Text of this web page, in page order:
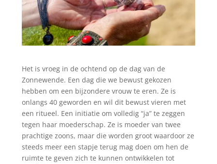
Het is vroeg in de ochtend op de dag van de
Zonnewende. Een dag die we bewust gekozen
hebben om een bijzondere vrouw te eren. Ze is
onlangs 40 geworden en wil dit bewust vieren met
een ritueel. Een initiatie om volledig “ja” te zeggen
tegen haar moederschap. Ze is moeder van twee
prachtige zoons, maar die worden groot waardoor ze
steeds meer een stapje terug mag doen om hen de
ruimte te geven zich te kunnen ontwikkelen tot